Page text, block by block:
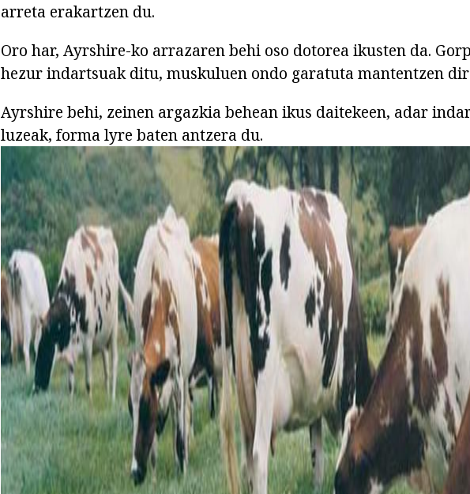
arreta erakartzen du.
Oro har, Ayrshire-ko arrazaren behi oso dotorea ikusten da.
hezur indartsuak ditu, muskuluen ondo garatuta mantentzen
Ayrshire behi, zeinen argazkia behean ikus daitekeen, adar
luzeak, forma lyre baten antzera du.